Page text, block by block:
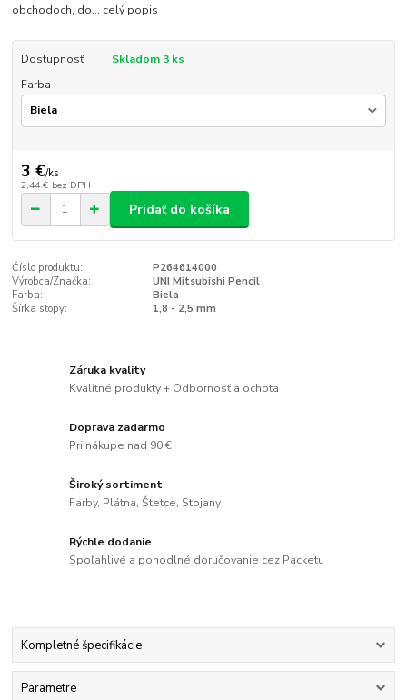
obchodoch, do... celý popis
Dostupnosť
Skladom 3 ks
Farba
3 €/ks
2,44 € bez DPH
Pridať do košíka
Číslo produktu:
P264614000
Výrobca/Značka:
UNI Mitsubishi Pencil
Farba:
Biela
Šírka stopy:
1,8 - 2,5 mm
Záruka kvality
Kvalitné produkty + Odbornosť a ochota
Doprava zadarmo
Pri nákupe nad 90 €
Široký sortiment
Farby, Plátna, Štetce, Stojany
Rýchle dodanie
Spoľahlivé a pohodlné doručovanie cez Packetu
Kompletné špecifikácie
Parametre